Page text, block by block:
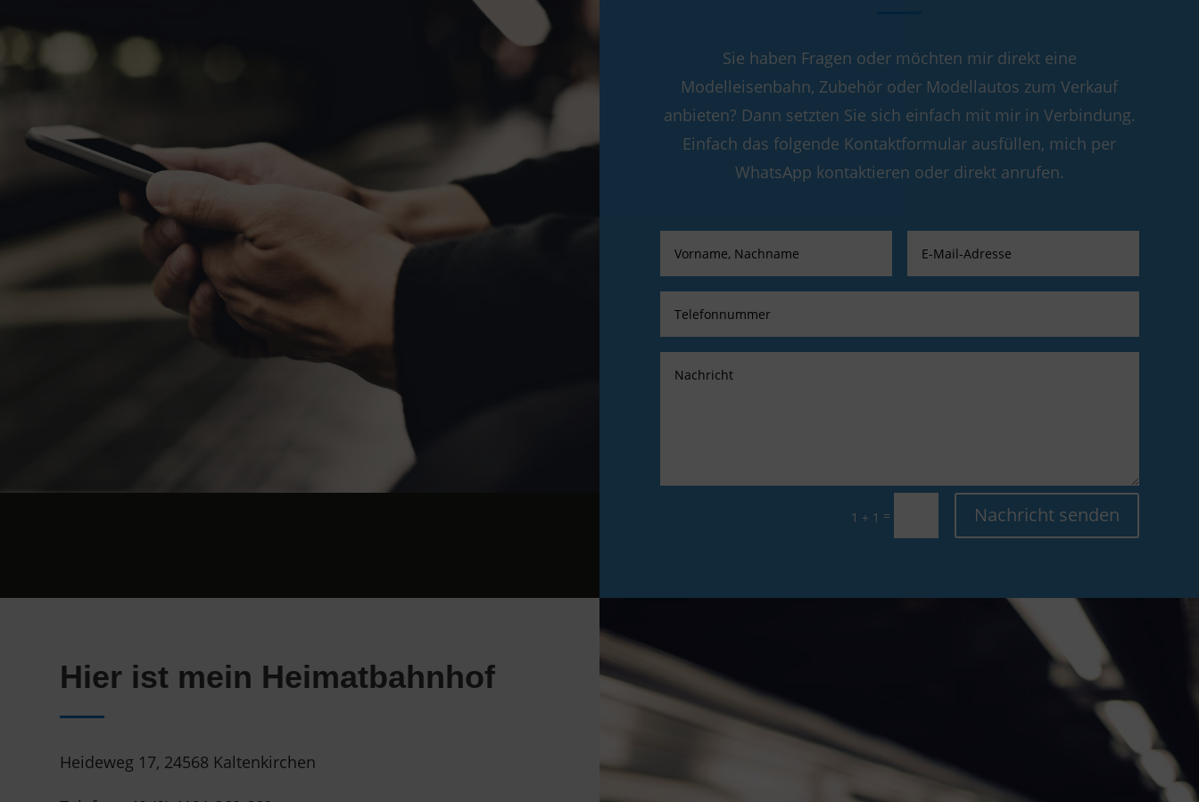
Sie haben Fragen oder möchten mir direkt eine
Modelleisenbahn, Zubehör oder Modellautos zum Verkauf
anbieten? Dann setzten Sie sich einfach mit mir in Verbindung.
Einfach das folgende Kontaktformular ausfüllen, mich per
WhatsApp kontaktieren oder direkt anrufen.
1 + 1 = Nachricht senden
Hier ist mein Heimatbahnhof
Heideweg 17, 24568 Kaltenkirchen